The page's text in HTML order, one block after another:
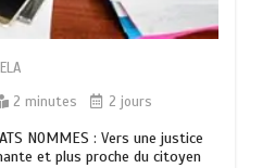
2 minutes 2 jours
NOMMES : Vers une justice
et plus proche du citoyen